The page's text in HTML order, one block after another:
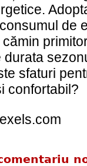
de
durata
sfaturi
confortabil?